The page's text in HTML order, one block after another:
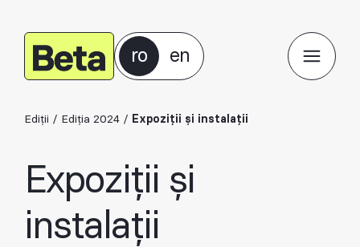
ro en
Ediții / Ediția 2024 / Expoziții și instalații
Expoziții și
instalații